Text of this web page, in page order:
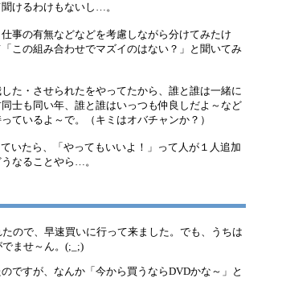
けるわけもないし…。
事の有無などなどを考慮しながら分けてみたけ
この組み合わせでマズイのはない？」と聞いてみ
た・させられたをやってたから、誰と誰は一緒に
士も同い年、誰と誰はいっつも仲良しだよ～など
ているよ～で。（キミはオバチャンか？）
いたら、「やってもいいよ！」って人が１人追加
なることやら…。
ので、早速買いに行って来ました。でも、うちは
ませ～ん。(;_;)
ですが、なんか「今から買うならDVDかな～」と